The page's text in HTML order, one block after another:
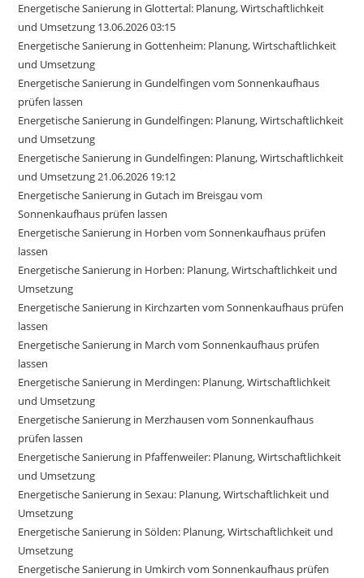
Energetische Sanierung in Glottertal: Planung, Wirtschaftlichkeit
und Umsetzung 13.06.2026 03:15
Energetische Sanierung in Gottenheim: Planung, Wirtschaftlichkeit
und Umsetzung
Energetische Sanierung in Gundelfingen vom Sonnenkaufhaus
prüfen lassen
Energetische Sanierung in Gundelfingen: Planung, Wirtschaftlichkeit
und Umsetzung
Energetische Sanierung in Gundelfingen: Planung, Wirtschaftlichkeit
und Umsetzung 21.06.2026 19:12
Energetische Sanierung in Gutach im Breisgau vom
Sonnenkaufhaus prüfen lassen
Energetische Sanierung in Horben vom Sonnenkaufhaus prüfen
lassen
Energetische Sanierung in Horben: Planung, Wirtschaftlichkeit und
Umsetzung
Energetische Sanierung in Kirchzarten vom Sonnenkaufhaus prüfen
lassen
Energetische Sanierung in March vom Sonnenkaufhaus prüfen
lassen
Energetische Sanierung in Merdingen: Planung, Wirtschaftlichkeit
und Umsetzung
Energetische Sanierung in Merzhausen vom Sonnenkaufhaus
prüfen lassen
Energetische Sanierung in Pfaffenweiler: Planung, Wirtschaftlichkeit
und Umsetzung
Energetische Sanierung in Sexau: Planung, Wirtschaftlichkeit und
Umsetzung
Energetische Sanierung in Sölden: Planung, Wirtschaftlichkeit und
Umsetzung
Energetische Sanierung in Umkirch vom Sonnenkaufhaus prüfen